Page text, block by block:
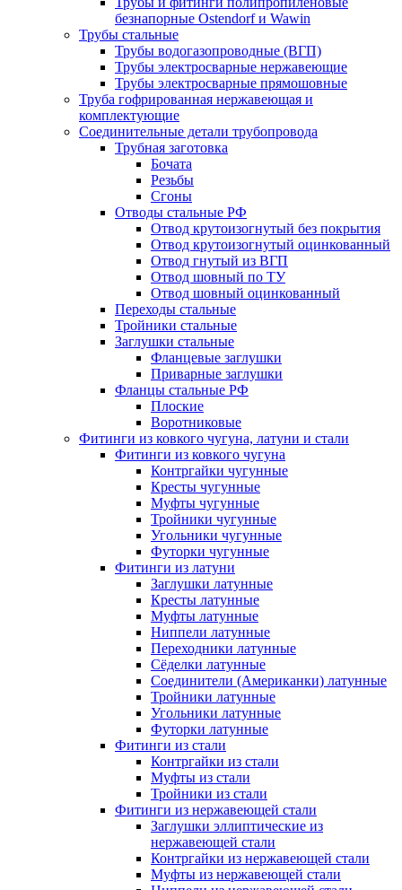
безнапорные Ostendorf и Wawin
Трубы стальные
Трубы водогазопроводные (ВГП)
Трубы электросварные нержавеющие
Трубы электросварные прямошовные
Труба гофрированная нержавеющая и
комплектующие
Соединительные детали трубопровода
Трубная заготовка
Бочата
Резьбы
Сгоны
Отводы стальные РФ
Отвод крутоизогнутый без покрытия
Отвод крутоизогнутый оцинкованный
Отвод гнутый из ВГП
Отвод шовный по ТУ
Отвод шовный оцинкованный
Переходы стальные
Тройники стальные
Заглушки стальные
Фланцевые заглушки
Приварные заглушки
Фланцы стальные РФ
Плоские
Воротниковые
Фитинги из ковкого чугуна, латуни и стали
Фитинги из ковкого чугуна
Контргайки чугунные
Кресты чугунные
Муфты чугунные
Тройники чугунные
Угольники чугунные
Футорки чугунные
Фитинги из латуни
Заглушки латунные
Кресты латунные
Муфты латунные
Ниппели латунные
Переходники латунные
Сёделки латунные
Соединители (Американки) латунные
Тройники латунные
Угольники латунные
Футорки латунные
Фитинги из стали
Контргайки из стали
Муфты из стали
Тройники из стали
Фитинги из нержавеющей стали
Заглушки эллиптические из
нержавеющей стали
Контргайки из нержавеющей стали
Муфты из нержавеющей стали